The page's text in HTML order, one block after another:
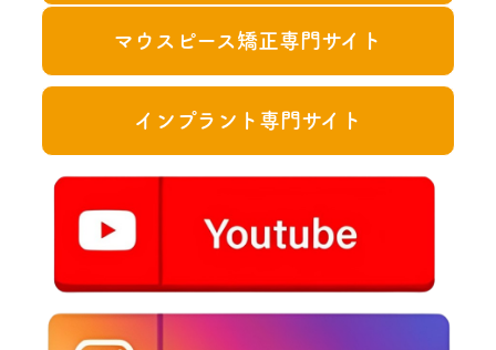
マウスピース矯正専門サイト
インプラント専門サイト